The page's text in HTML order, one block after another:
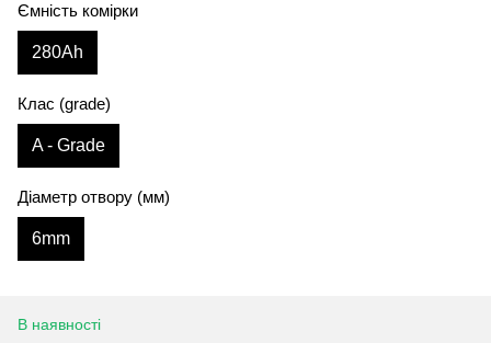
Ємність комірки
280Ah
Клас (grade)
A - Grade
Діаметр отвору (мм)
6mm
В наявності